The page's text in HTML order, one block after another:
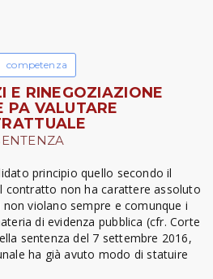
competenza
E RINEGOZIAZIONE
PA VALUTARE
principio quello secondo il
contratto non ha carattere assoluto
violano sempre e comunque i
di evidenza pubblica (cfr. Corte
sentenza del 7 settembre 2016,
ha già avuto modo di statuire